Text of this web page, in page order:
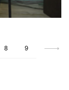
8 9